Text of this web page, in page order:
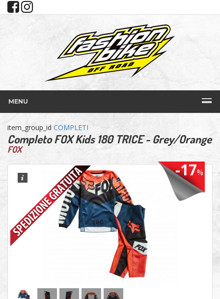
MENU
item_group_id COMPLETI
Completo FOX Kids 180 TRICE - Grey/Orange
FOX
-17%